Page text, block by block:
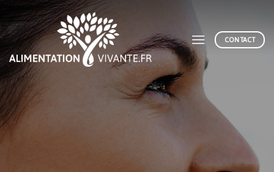
Skip
content
CONTACT